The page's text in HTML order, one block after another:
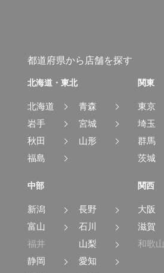
都道府県から店舗を探す
北海道・東北
北海道
青森
岩手
宮城
秋田
山形
福島
関東
東京
埼玉
群馬
茨城
中部
新潟
長野
富山
石川
福井
山梨
静岡
愛知
関西
大阪
滋賀
和歌山